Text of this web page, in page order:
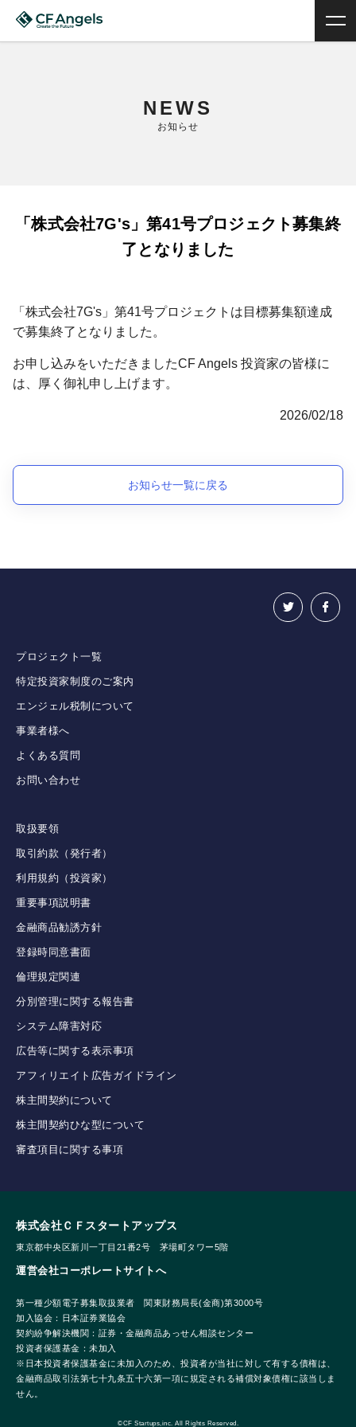
NEWS
お知らせ
「株式会社7G's」第41号プロジェクト募集終
了となりました
「株式会社7G's」第41号プロジェクトは目標募集額達成
で募集終了となりました。
お申し込みをいただきましたCF Angels 投資家の皆様に
は、厚く御礼申し上げます。
2026/02/18
お知らせ一覧に戻る
プロジェクト一覧
特定投資家制度のご案内
エンジェル税制について
事業者様へ
よくある質問
お問い合わせ
取扱要領
取引約款（発行者）
利用規約（投資家）
重要事項説明書
金融商品勧誘方針
登録時同意書面
倫理規定関連
分別管理に関する報告書
システム障害対応
広告等に関する表示事項
アフィリエイト広告ガイドライン
株主間契約について
株主間契約ひな型について
審査項目に関する事項
株式会社ＣＦスタートアップス
東京都中央区新川一丁目21番2号 茅場町タワー5階
運営会社コーポレートサイトへ
第一種少額電子募集取扱業者 関東財務局長(金商)第3000号
加入協会：日本証券業協会
契約紛争解決機関：証券・金融商品あっせん相談センター
投資者保護基金：未加入
※日本投資者保護基金に未加入のため、投資者が当社に対して有する債権は、
金融商品取引法第七十九条五十六第一項に規定される補償対象債権に該当しま
せん。
©CF Startups,inc. All Rights Reserved.